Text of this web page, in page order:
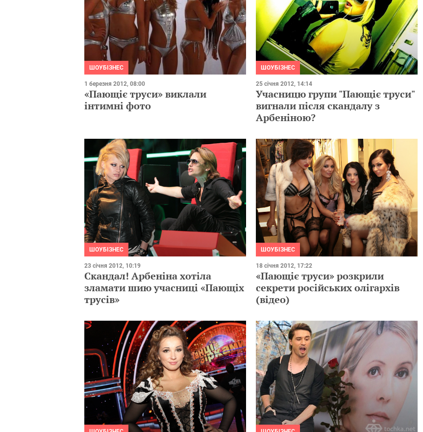
ШОУБІЗНЕС
1 березня 2012, 08:00
«Пающіє труси» виклали
інтимні фото
ШОУБІЗНЕС
25 січня 2012, 14:14
Учасницю групи "Пающіє труси"
вигнали після скандалу з
Арбеніною?
ШОУБІЗНЕС
23 січня 2012, 10:19
Скандал! Арбеніна хотіла
зламати шию учасниці «Пающіх
трусів»
ШОУБІЗНЕС
18 січня 2012, 17:22
«Пающіє труси» розкрили
секрети російських олігархів
(відео)